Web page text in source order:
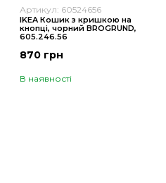
Артикул: 60524656
IKEA Кошик з кришкою на
кнопці, чорний BROGRUND,
605.246.56
870 грн
В наявності